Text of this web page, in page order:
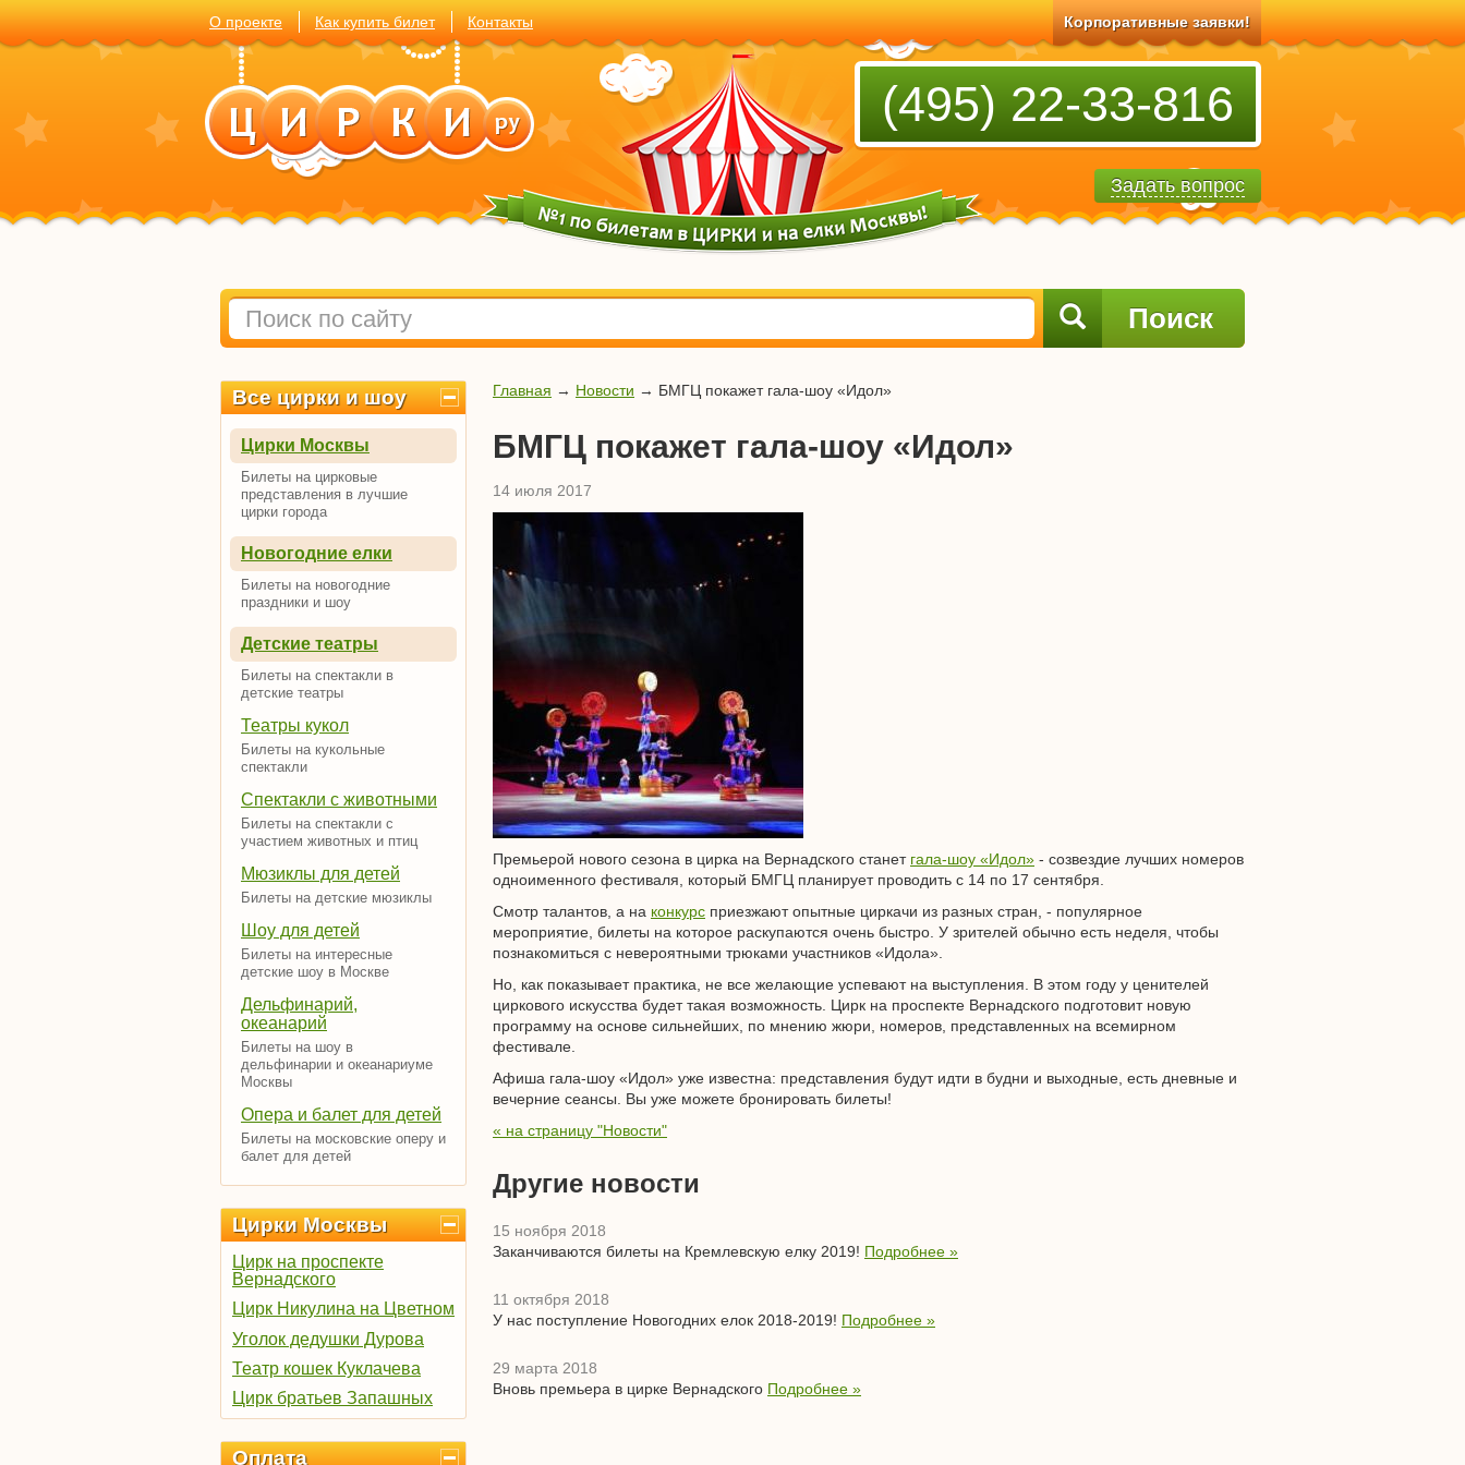
О проекте Как купить билет Контакты Корпоративные заявки!
(495) 22-33-816
Задать вопрос
Поиск
Все цирки и шоу
Цирки Москвы
Билеты на цирковые
представления в лучшие
цирки города
Новогодние елки
Билеты на новогодние
праздники и шоу
Детские театры
Билеты на спектакли в
детские театры
Театры кукол
Билеты на кукольные
спектакли
Спектакли с животными
Билеты на спектакли с
участием животных и птиц
Мюзиклы для детей
Билеты на детские мюзиклы
Шоу для детей
Билеты на интересные
детские шоу в Москве
Дельфинарий,
океанарий
Билеты на шоу в
дельфинарии и океанариуме
Москвы
Опера и балет для детей
Билеты на московские оперу и
балет для детей
Цирки Москвы
Цирк на проспекте
Вернадского
Цирк Никулина на Цветном
Уголок дедушки Дурова
Театр кошек Куклачева
Цирк братьев Запашных
Оплата
Главная → Новости → БМГЦ покажет гала-шоу «Идол»
БМГЦ покажет гала-шоу «Идол»
14 июля 2017
Премьерой нового сезона в цирка на Вернадского станет гала-шоу «Идол» - созвездие лучших номеров
одноименного фестиваля, который БМГЦ планирует проводить с 14 по 17 сентября.
Смотр талантов, а на конкурс приезжают опытные циркачи из разных стран, - популярное
мероприятие, билеты на которое раскупаются очень быстро. У зрителей обычно есть неделя, чтобы
познакомиться с невероятными трюками участников «Идола».
Но, как показывает практика, не все желающие успевают на выступления. В этом году у ценителей
циркового искусства будет такая возможность. Цирк на проспекте Вернадского подготовит новую
программу на основе сильнейших, по мнению жюри, номеров, представленных на всемирном
фестивале.
Афиша гала-шоу «Идол» уже известна: представления будут идти в будни и выходные, есть дневные и
вечерние сеансы. Вы уже можете бронировать билеты!
« на страницу "Новости"
Другие новости
15 ноября 2018
Заканчиваются билеты на Кремлевскую елку 2019! Подробнее »
11 октября 2018
У нас поступление Новогодних елок 2018-2019! Подробнее »
29 марта 2018
Вновь премьера в цирке Вернадского Подробнее »